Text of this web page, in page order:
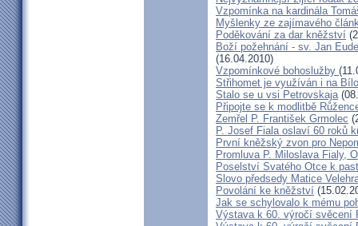
Vzpomínka na kardinála
Myšlenky ze zajímavého
Poděkování za dar kněžství
Boží požehnání - sv. Jan
(16.04.2010)
Vzpomínkové bohoslužby
Střihomet je využíván i na
Stalo se u vsi Petrovskaja
Připojte se k modlitbě
Zemřel P. František Grmolec
P. Josef Fiala oslaví 60 roků
První kněžský zvon pro
Promluva P. Miloslava Fialy,
Poselství Svatého Otce k
Slovo předsedy Matice
Povolání ke kněžství
Jak se schylovalo k mému
Výstava k 60. výročí svěcení